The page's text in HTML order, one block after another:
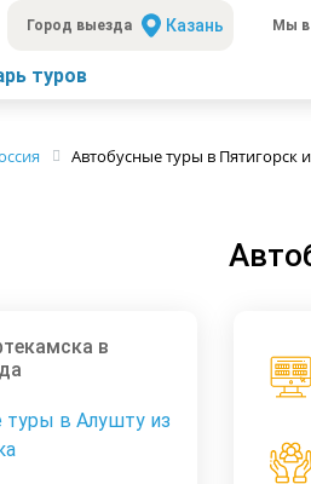
Город выезда Казань Мы в
туров
Автобусные туры в Пятигорск
в
в Алушту из